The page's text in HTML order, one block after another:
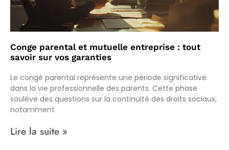
Conge parental et mutuelle entreprise : tout
savoir sur vos garanties
Le congé parental représente une période significative
dans la vie professionnelle des parents. Cette phase
soulève des questions sur la continuité des droits sociaux,
notamment
Lire la suite »